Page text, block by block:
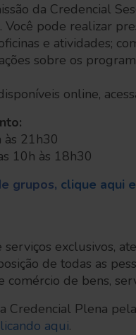
da Credencial
pode realizar
e atividades;
sobre os
online,
às 21h30
10h às 18h30
grupos, clique aqui
serviços exclusivos,
de todas as
comércio de bens,
Credencial Plena
aqui.